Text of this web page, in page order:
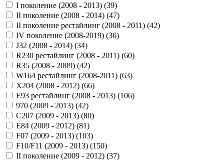
I поколение (2008 - 2013) (39)
II поколение (2008 - 2014) (47)
II поколение рестайлинг (2008 - 2011) (42)
IV поколение (2008-2019) (36)
J32 (2008 - 2014) (34)
R230 рестайлинг (2008 - 2011) (60)
R35 (2008 - 2009) (42)
W164 рестайлинг (2008-2011) (63)
X204 (2008 - 2012) (66)
Е93 рестайлинг (2008 - 2013) (106)
970 (2009 - 2013) (42)
C207 (2009 - 2013) (80)
E84 (2009 - 2012) (81)
F07 (2009 - 2013) (103)
F10/F11 (2009 - 2013) (150)
II поколение (2009 - 2012) (37)